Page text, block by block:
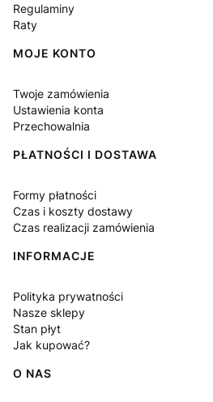
Regulaminy
Raty
MOJE KONTO
Twoje zamówienia
Ustawienia konta
Przechowalnia
PŁATNOŚCI I DOSTAWA
Formy płatności
Czas i koszty dostawy
Czas realizacji zamówienia
INFORMACJE
Polityka prywatności
Nasze sklepy
Stan płyt
Jak kupować?
O NAS